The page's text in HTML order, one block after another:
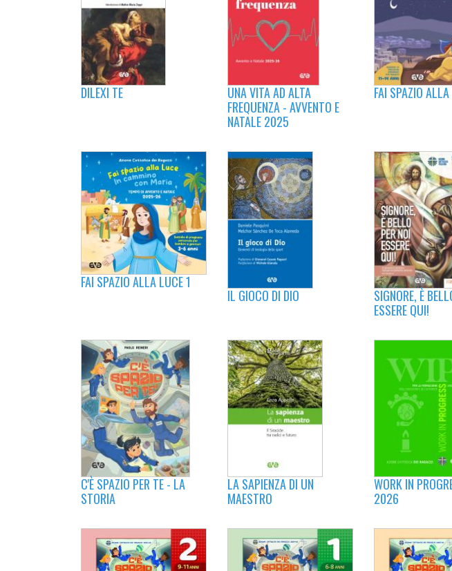
DILEXI TE
UNA VITA AD ALTA
FREQUENZA - AVVENTO E
NATALE 2025
FAI SPAZIO
FAI SPAZIO ALLA LUCE 1
IL GIOCO DI DIO
SIGNORE, È
ESSERE QUI!
C'È SPAZIO PER TE - LA
STORIA
LA SAPIENZA DI UN
MAESTRO
WORK IN
2026